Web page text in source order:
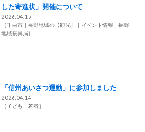
した寄進状」開催について
2026.04.15
［千曲市 長野地域の【観光】 イベント情報
長野
地域振興局］
「信州あいさつ運動」に参加しました
2026.04.14
［子ども・若者］